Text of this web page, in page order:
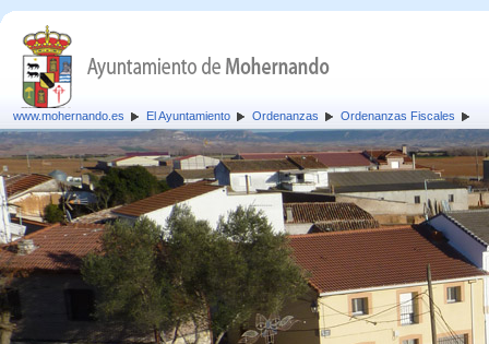
www.mohernando.es El Ayuntamiento Ordenanzas Ordenanzas Fiscales